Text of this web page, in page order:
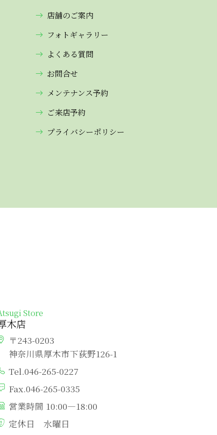
店舗のご案内
フォトギャラリー
よくある質問
お問合せ
メンテナンス予約
ご来店予約
プライバシーポリシー
Store
木店
〒243-0203
神奈川県厚木市下荻野126-1
Tel.046-265-0227
Fax.046-265-0335
営業時間 10:00―18:00
定休日 水曜日